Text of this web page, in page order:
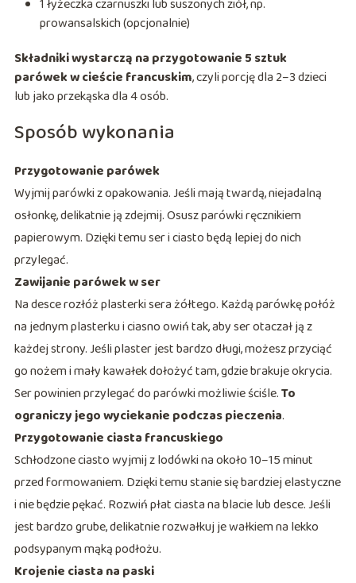
1 łyżeczka czarnuszki lub suszonych ziół, np.
prowansalskich (opcjonalnie)
Składniki wystarczą na przygotowanie 5 sztuk
parówek w cieście francuskim, czyli porcję dla 2–3 dzieci
lub jako przekąska dla 4 osób.
Sposób wykonania
Przygotowanie parówek
Wyjmij parówki z opakowania. Jeśli mają twardą, niejadalną
osłonkę, delikatnie ją zdejmij. Osusz parówki ręcznikiem
papierowym. Dzięki temu ser i ciasto będą lepiej do nich
przylegać.
Zawijanie parówek w ser
Na desce rozłóż plasterki sera żółtego. Każdą parówkę połóż
na jednym plasterku i ciasno owiń tak, aby ser otaczał ją z
każdej strony. Jeśli plaster jest bardzo długi, możesz przyciąć
go nożem i mały kawałek dołożyć tam, gdzie brakuje okrycia.
Ser powinien przylegać do parówki możliwie ściśle.To
ograniczy jego wyciekanie podczas pieczenia.
Przygotowanie ciasta francuskiego
Schłodzone ciasto wyjmij z lodówki na około 10–15 minut
przed formowaniem. Dzięki temu stanie się bardziej elastyczne
i nie będzie pękać. Rozwiń płat ciasta na blacie lub desce. Jeśli
jest bardzo grube, delikatnie rozwałkuj je wałkiem na lekko
podsypanym mąką podłożu.
Krojenie ciasta na paski